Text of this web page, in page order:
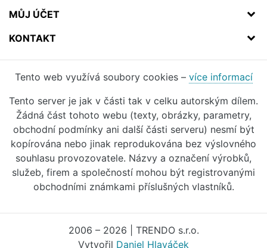
MŮJ ÚČET
KONTAKT
Tento web využívá soubory cookies – více informací
Tento server je jak v části tak v celku autorským dílem.
Žádná část tohoto webu (texty, obrázky, parametry,
obchodní podmínky ani další části serveru) nesmí být
kopírována nebo jinak reprodukována bez výslovného
souhlasu provozovatele. Názvy a označení výrobků,
služeb, firem a společností mohou být registrovanými
obchodními známkami příslušných vlastníků.
2006 – 2026 | TRENDO s.r.o.
Vytvořil Daniel Hlaváček